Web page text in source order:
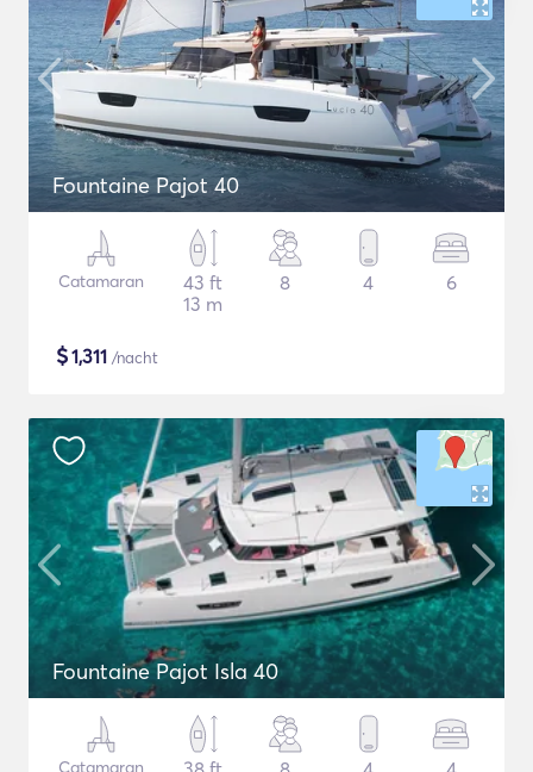
Fountaine Pajot 40
Catamaran
43 ft
13 m
8 4 6
$1,311 /nacht
Fountaine Pajot Isla 40
Catamaran